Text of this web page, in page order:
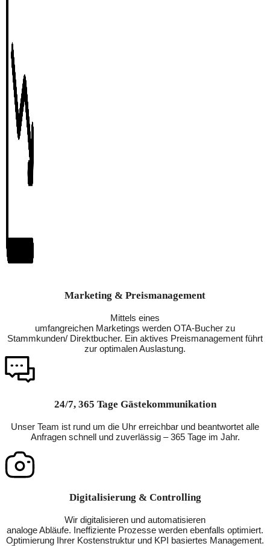
Marketing & Preismanagement
Mittels eines
umfangreichen Marketings werden OTA-Bucher zu
Stammkunden/ Direktbucher. Ein aktives Preismanagement führt
zur optimalen Auslastung.
24/7, 365 Tage Gästekommunikation
Unser Team ist rund um die Uhr erreichbar und beantwortet alle
Anfragen schnell und zuverlässig – 365 Tage im Jahr.
Digitalisierung & Controlling
Wir digitalisieren und automatisieren
analoge Abläufe. Ineffiziente Prozesse werden ebenfalls optimiert.
Optimierung Ihrer Kostenstruktur und KPI basiertes Management.